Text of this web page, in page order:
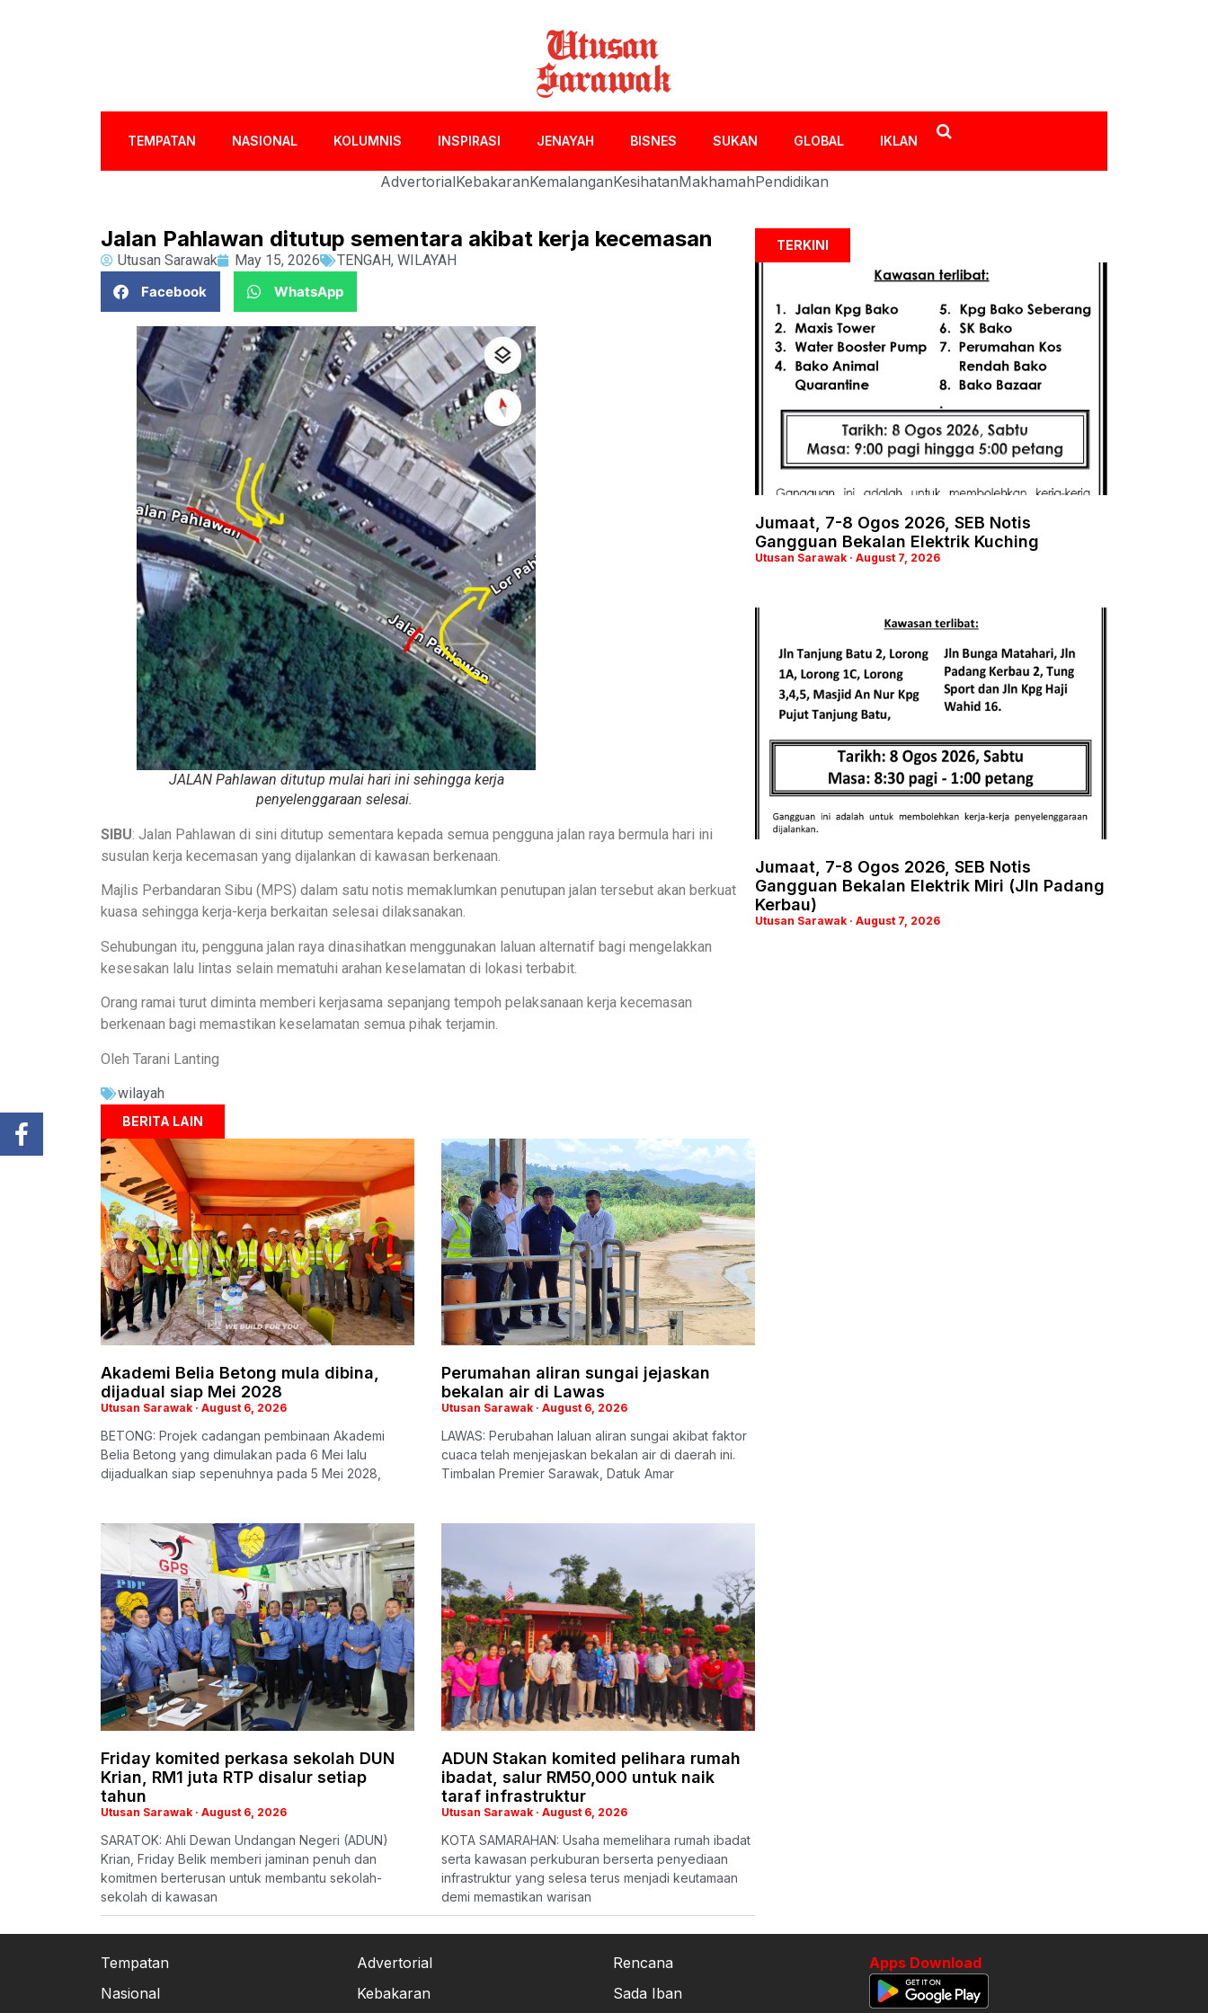
TEMPATAN NASIONAL KOLUMNIS INSPIRASI JENAYAH BISNES SUKAN GLOBAL IKLAN
AdvertorialKebakaranKemalanganKesihatanMakhamahPendidikan
Jalan Pahlawan ditutup sementara akibat kerja kecemasan
Utusan Sarawak May 15, 2026 TENGAH, WILAYAH
Facebook
WhatsApp
JALAN Pahlawan ditutup mulai hari ini sehingga kerja
penyelenggaraan selesai.
SIBU: Jalan Pahlawan di sini ditutup sementara kepada semua pengguna jalan raya bermula hari ini
susulan kerja kecemasan yang dijalankan di kawasan berkenaan.
Majlis Perbandaran Sibu (MPS) dalam satu notis memaklumkan penutupan jalan tersebut akan berkuat
kuasa sehingga kerja-kerja berkaitan selesai dilaksanakan.
Sehubungan itu, pengguna jalan raya dinasihatkan menggunakan laluan alternatif bagi mengelakkan
kesesakan lalu lintas selain mematuhi arahan keselamatan di lokasi terbabit.
Orang ramai turut diminta memberi kerjasama sepanjang tempoh pelaksanaan kerja kecemasan
berkenaan bagi memastikan keselamatan semua pihak terjamin.
Oleh Tarani Lanting
wilayah
BERITA LAIN
Akademi Belia Betong mula dibina,
dijadual siap Mei 2028
Utusan Sarawak August 6, 2026
BETONG: Projek cadangan pembinaan Akademi
Belia Betong yang dimulakan pada 6 Mei lalu
dijadualkan siap sepenuhnya pada 5 Mei 2028,
Perumahan aliran sungai jejaskan
bekalan air di Lawas
Utusan Sarawak August 6, 2026
LAWAS: Perubahan laluan aliran sungai akibat faktor
cuaca telah menjejaskan bekalan air di daerah ini.
Timbalan Premier Sarawak, Datuk Amar
Friday komited perkasa sekolah DUN
Krian, RM1 juta RTP disalur setiap
tahun
Utusan Sarawak August 6, 2026
SARATOK: Ahli Dewan Undangan Negeri (ADUN)
Krian, Friday Belik memberi jaminan penuh dan
komitmen berterusan untuk membantu sekolah-
sekolah di kawasan
ADUN Stakan komited pelihara rumah
ibadat, salur RM50,000 untuk naik
taraf infrastruktur
Utusan Sarawak August 6, 2026
KOTA SAMARAHAN: Usaha memelihara rumah ibadat
serta kawasan perkuburan berserta penyediaan
infrastruktur yang selesa terus menjadi keutamaan
demi memastikan warisan
TERKINI
Jumaat, 7-8 Ogos 2026, SEB Notis
Gangguan Bekalan Elektrik Kuching
Utusan Sarawak August 7, 2026
Jumaat, 7-8 Ogos 2026, SEB Notis
Gangguan Bekalan Elektrik Miri (Jln Padang
Kerbau)
Utusan Sarawak August 7, 2026
Tempatan
Nasional
Advertorial
Kebakaran
Rencana
Sada Iban
Apps Download